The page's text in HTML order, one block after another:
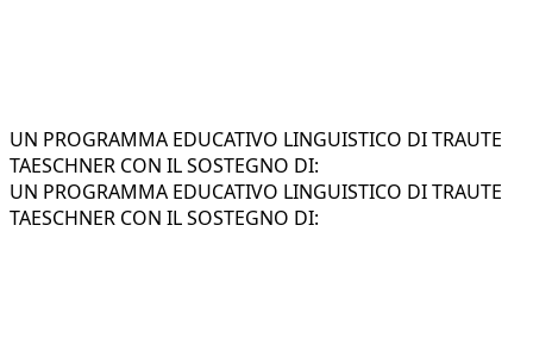
UN PROGRAMMA EDUCATIVO LINGUISTICO DI TRAUTE
TAESCHNER CON IL SOSTEGNO DI:
UN PROGRAMMA EDUCATIVO LINGUISTICO DI TRAUTE
TAESCHNER CON IL SOSTEGNO DI: